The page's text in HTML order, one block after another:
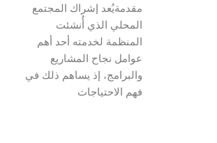
مقدمةيُعد إشراك المجتمع
المحلي الذي أُنشئت
المنظمة لخدمته أحد أهم
عوامل نجاح المشاريع
والبرامج، إذ يساهم ذلك في
فهم الاحتياجات